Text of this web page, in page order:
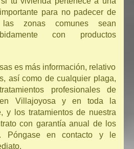
para no padecer de
zonas comunes sean
con productos
es más información, relativo
así como de cualquier plaga,
profesionales de
Villajoyosa y en toda la
y los tratamientos de nuestra
con garantía anual de los
Póngase en contacto y le